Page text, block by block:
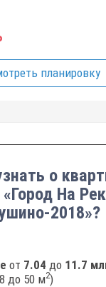
планировку
о
На
2018»?
от 7.04 до 11.7
до 50 м2)